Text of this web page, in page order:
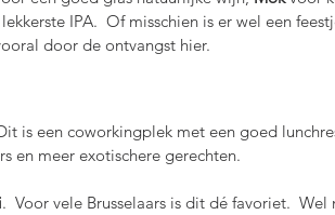
IPA.  Of misschien is er wel een
door de ontvangst hier.
is een coworkingplek met een goed
en meer exotischere gerechten.
.  Voor vele Brusselaars is dit dé favoriet.  Wel